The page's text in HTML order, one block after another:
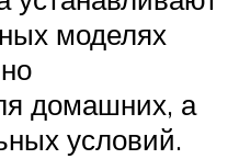
моделях
домашних, а
условий.